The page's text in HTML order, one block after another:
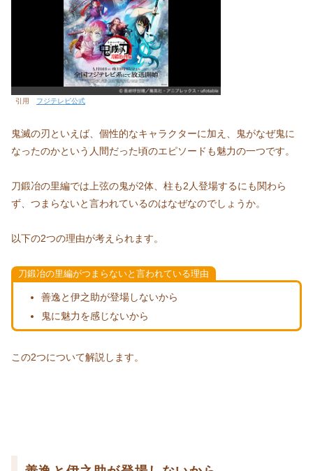
引用 フジテレビ公式
鬼滅の刃といえば、個性的なキャラクターに加え、鬼がなぜ鬼に
なったのかという人間だった頃のエピソードも魅力の一つです。
刀鍛冶の里編では上弦の鬼が2体、柱も2人登場するにも関わら
ず、つまらないと言われているのはなぜなのでしょうか。
以下の2つの理由が考えられます。
刀鍛冶の里編がつまらないと言われている理由
善逸と伊之助が登場しないから
鬼に魅力を感じないから
この2つについて解説します。